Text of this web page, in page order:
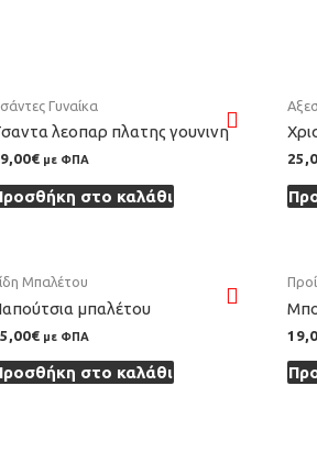
Γυναίκα
λεοπαρ πλατης γουνινη
€ με ΦΠΑ
στο καλάθι
Μπαλέτου
μπαλέτου
€ με ΦΠΑ
στο καλάθι